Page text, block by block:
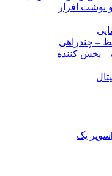
نوشت افزار
– چندراهی
– پخش کننده
تِک